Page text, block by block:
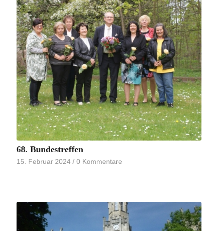
68. Bundestreffen
15. Februar 2024 / 0 Kommentare